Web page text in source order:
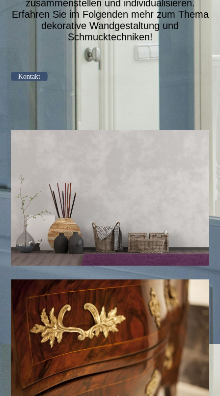
zusammenstellen und individualisieren.
Erfahren Sie im Folgenden mehr zum Thema
dekorative Wandgestaltung und
Schmucktechniken!
Kontakt